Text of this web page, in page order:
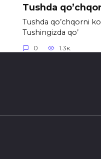
Tushda
Tushda qo’chqorni
Tushingizda qo’
0 1.3к.